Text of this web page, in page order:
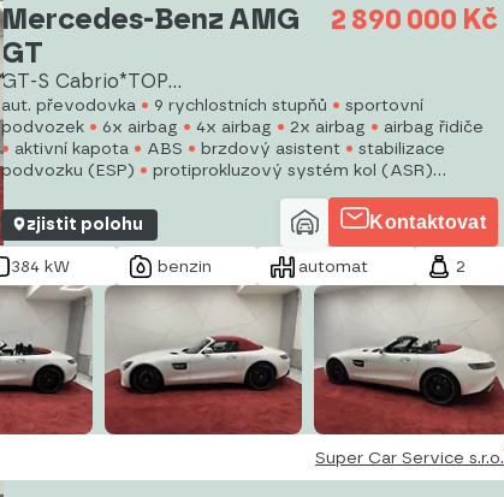
Mercedes-Benz AMG
GT
GT-S Cabrio*TOP
SPEC*CZ*1.MAJ.
2 890 000 Kč
aut. převodovka 9 rychlostních stupňů
sportovní
podvozek
6x airbag 4x airbag 2x airbag
airbag řidiče
aktivní kapota
ABS brzdový asistent
stabilizace
podvozku (ESP)
protiprokluzový systém kol (ASR)
(HSA)
hlídání jízdního pruhu
zjistit polohu Kontaktovat
384 kW benzin automat 2
Super Car Service s.r.o.